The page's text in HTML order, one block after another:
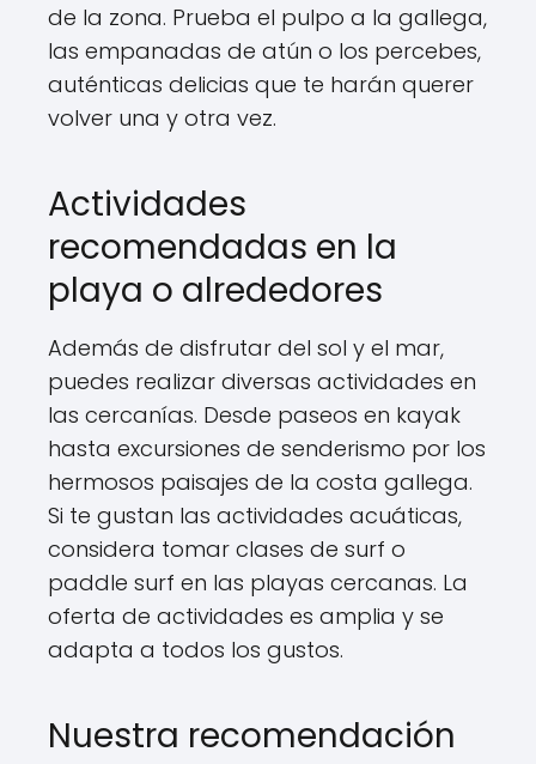
de la zona. Prueba el pulpo a la gallega,
las empanadas de atún o los percebes,
auténticas delicias que te harán querer
volver una y otra vez.
Actividades
recomendadas en la
playa o alrededores
Además de disfrutar del sol y el mar,
puedes realizar diversas actividades en
las cercanías. Desde paseos en kayak
hasta excursiones de senderismo por los
hermosos paisajes de la costa gallega.
Si te gustan las actividades acuáticas,
considera tomar clases de surf o
paddle surf en las playas cercanas. La
oferta de actividades es amplia y se
adapta a todos los gustos.
Nuestra recomendación